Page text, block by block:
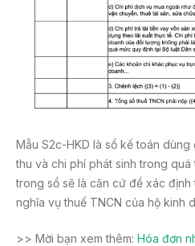
Mẫu S2c-HKD là sổ kế toán
thu và chi phí phát sinh trong quá
trong sổ sẽ là căn cứ để xác định
nghĩa vụ thuế TNCN của hộ kinh
>> Mời bạn xem thêm: Hóa đơn